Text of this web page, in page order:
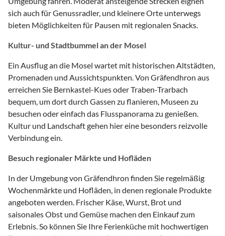
sich auch für Genussradler, und kleinere Orte unterwegs
bieten Möglichkeiten für Pausen mit regionalen Snacks.
Kultur- und Stadtbummel an der Mosel
Ein Ausflug an die Mosel wartet mit historischen Altstädten,
Promenaden und Aussichtspunkten. Von Gräfendhron aus
erreichen Sie Bernkastel-Kues oder Traben-Trarbach
bequem, um dort durch Gassen zu flanieren, Museen zu
besuchen oder einfach das Flusspanorama zu genießen.
Kultur und Landschaft gehen hier eine besonders reizvolle
Verbindung ein.
Besuch regionaler Märkte und Hofläden
In der Umgebung von Gräfendhron finden Sie regelmäßig
Wochenmärkte und Hofläden, in denen regionale Produkte
angeboten werden. Frischer Käse, Wurst, Brot und
saisonales Obst und Gemüse machen den Einkauf zum
Erlebnis. So können Sie Ihre Ferienküche mit hochwertigen